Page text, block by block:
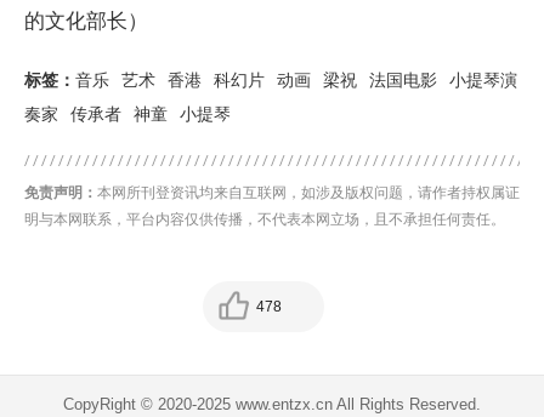
的文化部长）
标签： 音乐 艺术 香港 科幻片 动画 梁祝 法国电影
小提琴演
奏家
传承者 神童 小提琴
免责声明： 本网所刊登资讯均来自互联网，如涉及版权问题，请作者持权属证
明与本网联系，平台内容仅供传播，不代表本网立场，且不承担任何责任。
478
CopyRight © 2020-2025 www.entzx.cn All Rights Reserved.